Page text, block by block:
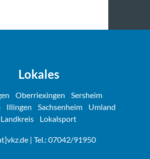
Lokales
Oberriexingen
Sersheim
Illingen Sachsenheim
Umland
Landkreis
Lokalsport
| Tel.: 07042/91950